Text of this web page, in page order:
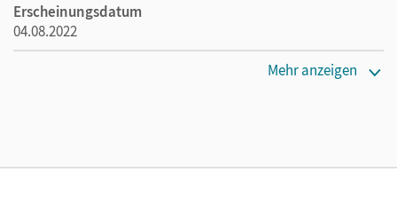
Erscheinungsdatum
04.08.2022
Mehr anzeigen